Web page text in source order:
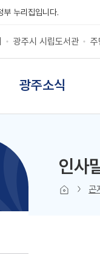
누리집입니다.
광주시 시립도서관
광주소식
인사
곤
본문 인쇄